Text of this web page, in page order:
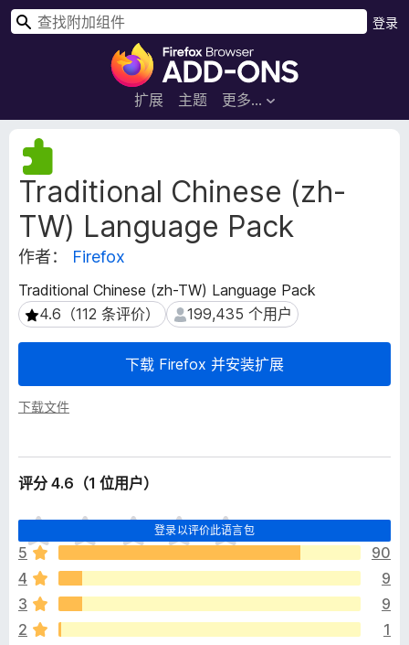
F
r
e
x
浏
览
加
组
件
扩展 主题 更多…
登录
搜
Traditional Chinese (zh-
TW) Language Pack
作者： Firefox
Traditional Chinese (zh-TW) Language Pack
4.6（112 条评价）
4.6（112 条评价） 199,435 个用户
199,435 个用户
下载 Firefox 并安装扩展
下载文件
扩
展
元
数
据
评分 4.6（1 位用户）
登录以评价此语言包
目
前
尚
无
评
分
5
90
4
9
3
9
2
1